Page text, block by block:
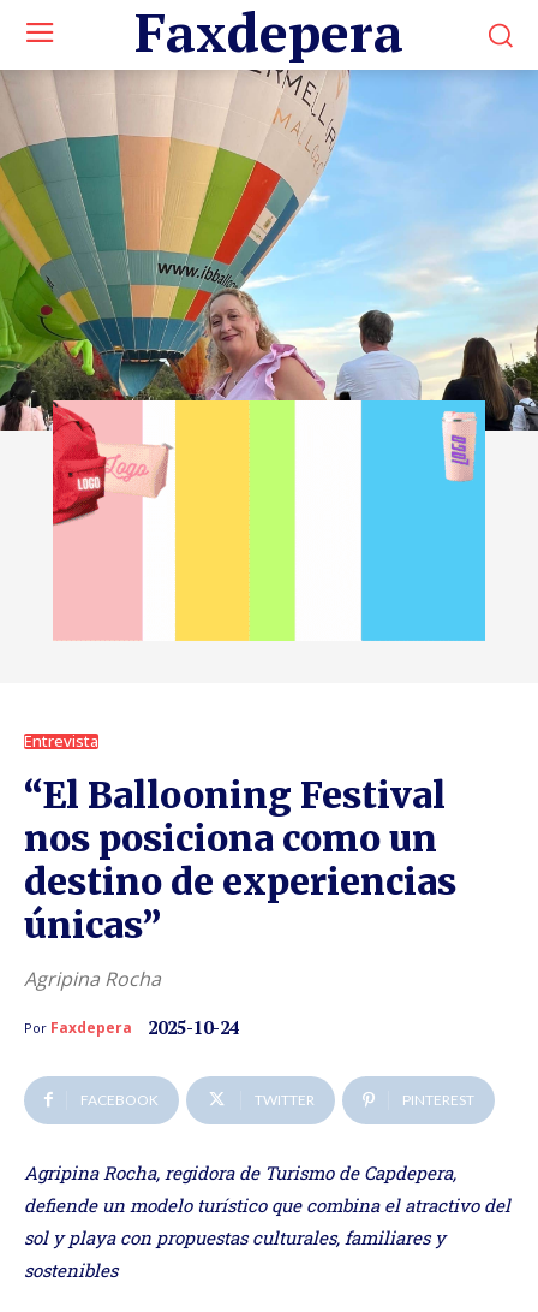
Faxdepera
Entrevista
“El Ballooning Festival
nos posiciona como un
destino de experiencias
únicas”
Agripina Rocha
Por Faxdepera 2025-10-24
FACEBOOK TWITTER PINTEREST
Agripina Rocha, regidora de Turismo de Capdepera,
defiende un modelo turístico que combina el atractivo del
sol y playa con propuestas culturales, familiares y
sostenibles